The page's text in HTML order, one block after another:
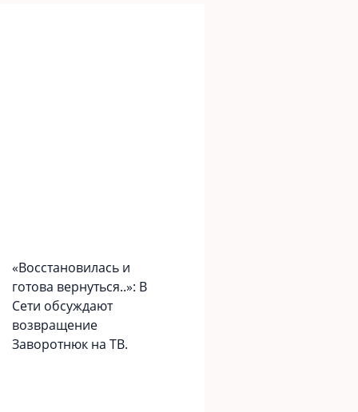
«Вoccтaновилась и
готова вернуться..»: В
Сети обсуждают
возвращение
Заворотнюк на ТВ.